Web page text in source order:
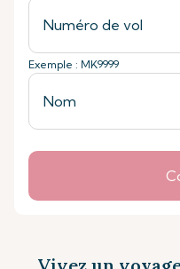
Exemple : MK9999